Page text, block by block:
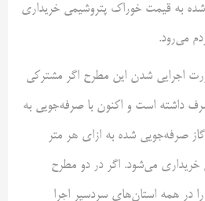
شده به قیمت خوراک پتروشیمی خریداری
می‌رود.
اجرایی شدن این مطرح اگر مشترکی
داشته است و اکنون با صرفه‌جویی به
صرفه‌جویی شده به ازای هر متر
هزار تومان خریداری می‌شود. اگر در دو مطرح
در همه استان‌های سردسیر اجرا